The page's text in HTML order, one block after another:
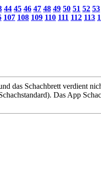
44 45 46 47 48 49 50 51 52 53
107 108 109 110 111 112 113
das Schachbrett verdient
Das App